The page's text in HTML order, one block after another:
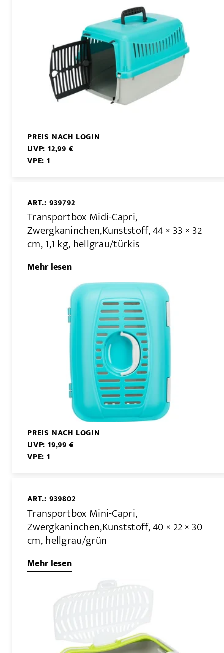
PREIS NACH LOGIN
UVP: 12,99 €
VPE: 1
ART.: 939792
Transportbox Midi-Capri,
Zwergkaninchen,Kunststoff, 44 × 33 × 32
cm, 1,1 kg, hellgrau/türkis
Mehr lesen
PREIS NACH LOGIN
UVP: 19,99 €
VPE: 1
ART.: 939802
Transportbox Mini-Capri,
Zwergkaninchen,Kunststoff, 40 × 22 × 30
cm, hellgrau/grün
Mehr lesen